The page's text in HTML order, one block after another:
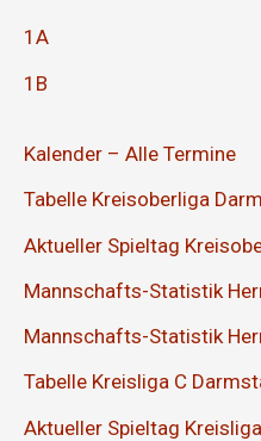
1A
1B
Kalender – Alle Termine
Tabelle Kreisoberliga
Aktueller Spieltag
Mannschafts-Statistik
Mannschafts-Statistik
Tabelle Kreisliga C
Aktueller Spieltag